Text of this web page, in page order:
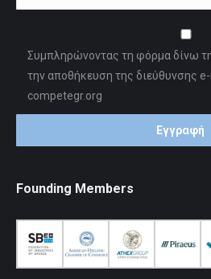
Συμπληρώνοντας τη φόρμα δίνω
την αποθήκευση της διεύθυνσης
competegr.org
Founding Members